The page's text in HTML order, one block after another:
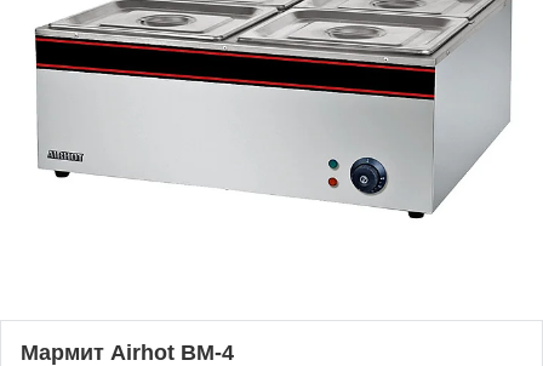
Мармит Airhot BM-4